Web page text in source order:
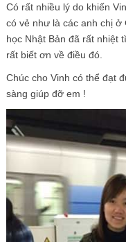
Có rất nhiều lý do khiến
có vẻ như là các anh chị ở
học Nhật Bản đã rất nhiệt
rất biết ơn về điều đó.
Chúc cho Vinh có thể đạt
sàng giúp đỡ em !